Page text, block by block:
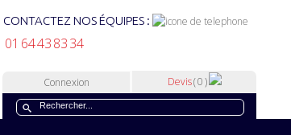
CONTACTEZ NOS ÉQUIPES :
01 64 43 83 34
Connexion Devis( 0 )